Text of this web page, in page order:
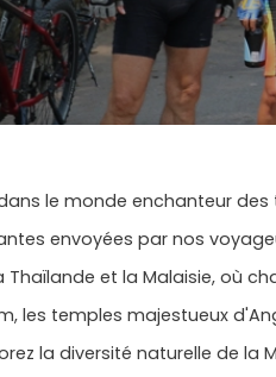
le monde enchanteur
envoyées par nos
Thaïlande et la Malaisie, où
les temples majestueux
la diversité naturelle de la